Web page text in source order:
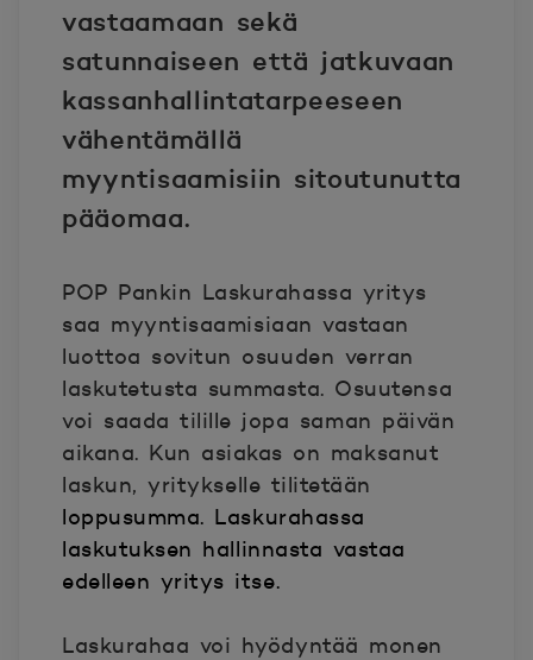
vastaamaan sekä
satunnaiseen että jatkuvaan
kassanhallintatarpeeseen
vähentämällä
myyntisaamisiin sitoutunutta
pääomaa.
POP Pankin Laskurahassa yritys
saa myyntisaamisiaan vastaan
luottoa sovitun osuuden verran
laskutetusta summasta. Osuutensa
voi saada tilille jopa saman päivän
aikana. Kun asiakas on maksanut
laskun, yritykselle tilitetään
loppusumma. Laskurahassa
laskutuksen hallinnasta vastaa
edelleen yritys itse.
Laskurahaa voi hyödyntää monen